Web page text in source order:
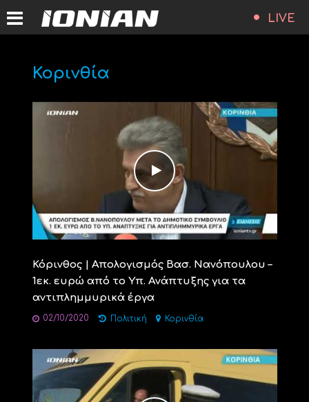
LIVE
Κορινθία
Κόρινθος | Απολογισμός Βασ. Νανόπουλου –
1εκ. ευρώ από το Υπ. Ανάπτυξης για τα
αντιπλημμυρικά έργα
02/10/2020 Πολιτική Κορινθία